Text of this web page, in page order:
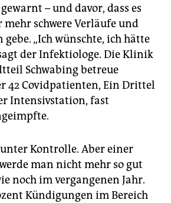
– und davor, dass es
schwere Verläufe und
„Ich wünschte, ich hätte
der Infektiologe. Die Klinik
Schwabing betreue
42 Covidpatienten, Ein Drittel
Intensivstation, fast
unter Kontrolle. Aber einer
man nicht mehr so gut
noch im vergangenen Jahr.
Kündigungen im Bereich